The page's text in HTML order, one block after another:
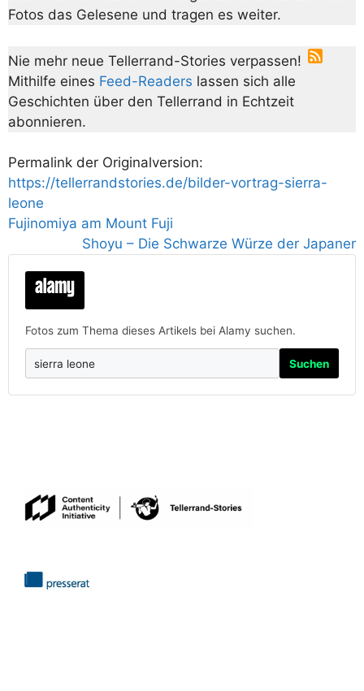
Fotos das Gelesene und tragen es weiter.
Nie mehr neue Tellerrand-Stories verpassen!
Mithilfe eines Feed-Readers lassen sich alle
Geschichten über den Tellerrand in Echtzeit
abonnieren.
Permalink der Originalversion:
https://tellerrandstories.de/bilder-vortrag-sierra-
leone
Fujinomiya am Mount Fuji
Shoyu – Die Schwarze Würze der Japaner
Fotos zum Thema dieses Artikels bei Alamy suchen.
Suchen